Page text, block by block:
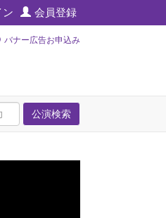
ン 会員登録
バナー広告お申込み
公演検索